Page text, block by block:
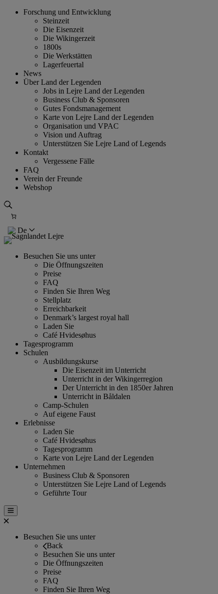
Skip
Forschung und Entwicklung
Steinzeit
Die Eisenzeit
Die Wikingerzeit
1800s
Die Werkstätten
Lagerfeuertal
News
Über Land der Legenden
Jobs in Lejre Land der Legenden
Business Club & Sponsoren
Gutes Fondsmanagement
Karte von Lejre Land der Legenden
Organisation und VPAC
Vision und Auftrag
Unterstützen Sie Lejre Land of Legends
Kontakt
Vergessene Fälle
FAQ
Verein der Freunde
Webshop
De
Besuchen Sie uns unter
Die Öffnungszeiten
Preise
FAQ
Finden Sie Ihren Weg
Stellplatz
Erreichbarkeit
Denmark’s largest royal hall
Laden Sie
Café Hvidesøhus
Tagesprogramm
Schulen
Ausbildungskurse
Die Eisenzeit im Unterricht
Unterricht in der Wikingerregion
Der Unterricht in den 1850er Jahren
Unterricht in Båldalen
Camp-Schulen
Auf eigene Faust
Erlebnisse
Laden Sie
Café Hvidesøhus
Tagesprogramm
Karte von Lejre Land der Legenden
Unternehmen
Business Club & Sponsoren
Unterstützen Sie Lejre Land of Legends
Geführte Tour
Besuchen Sie uns unter
Back
Besuchen Sie uns unter
Die Öffnungszeiten
Preise
FAQ
Finden Sie Ihren Weg